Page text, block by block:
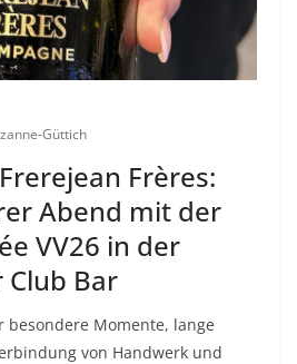
Güttich
Frères:
Abend mit der
VV26 in der
Club Bar
besondere Momente, lange
von Handwerk und